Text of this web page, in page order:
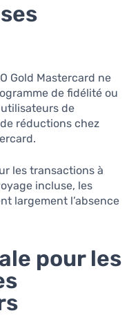
Gold Mastercard ne
de fidélité ou
de
réductions chez
les transactions à
incluse, les
largement l’absence
pour les